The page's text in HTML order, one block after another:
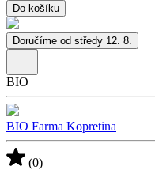
Do košíku
Doručíme od středy 12. 8.
BIO
BIO Farma Kopretina
(0)